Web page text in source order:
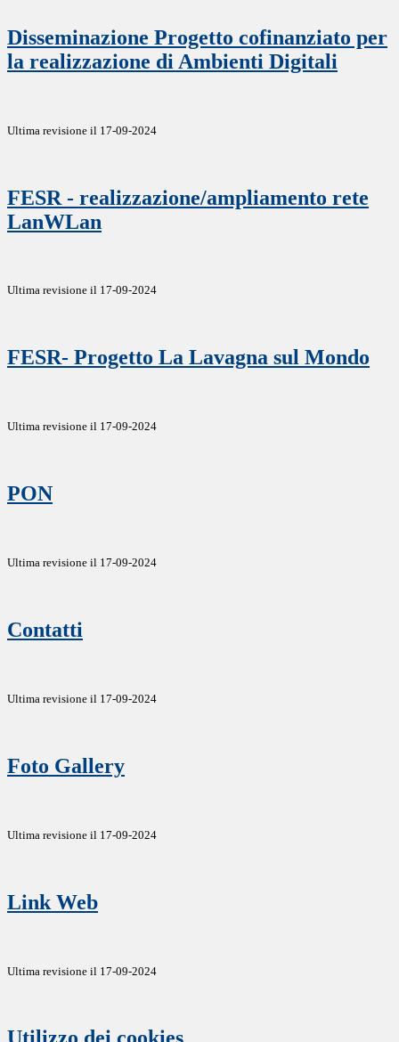
Disseminazione Progetto cofinanziato per
la realizzazione di Ambienti Digitali
Ultima revisione il 17-09-2024
FESR - realizzazione/ampliamento rete
LanWLan
Ultima revisione il 17-09-2024
FESR- Progetto La Lavagna sul Mondo
Ultima revisione il 17-09-2024
PON
Ultima revisione il 17-09-2024
Contatti
Ultima revisione il 17-09-2024
Foto Gallery
Ultima revisione il 17-09-2024
Link Web
Ultima revisione il 17-09-2024